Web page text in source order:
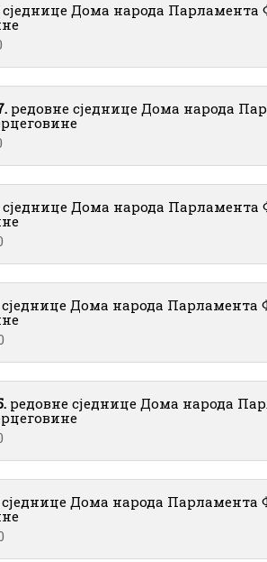
Дома народа Парламента
редовне сједнице Дома народа
Дома народа Парламента
Дома народа Парламента
редовне сједнице Дома народа
Дома народа Парламента